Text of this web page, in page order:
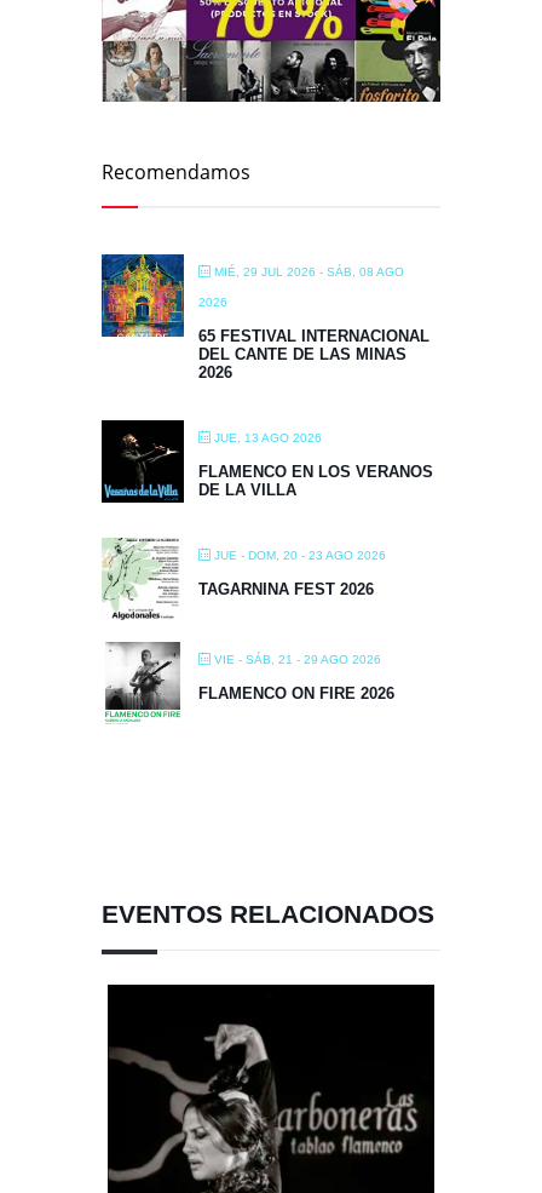
Recomendamos
MIÉ, 29 JUL 2026 - SÁB, 08 AGO
2026
65 FESTIVAL INTERNACIONAL
DEL CANTE DE LAS MINAS
2026
JUE, 13 AGO 2026
FLAMENCO EN LOS VERANOS
DE LA VILLA
JUE - DOM, 20 - 23 AGO 2026
TAGARNINA FEST 2026
VIE - SÁB, 21 - 29 AGO 2026
FLAMENCO ON FIRE 2026
EVENTOS RELACIONADOS